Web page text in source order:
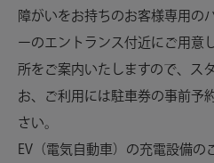
障がいをお持ちのお客様専用の
ーのエントランス付近にご用意
所をご案内いたしますので、ス
お、ご利用には駐車券の事前予
さい。
EV（電気自動車）の充電設備の